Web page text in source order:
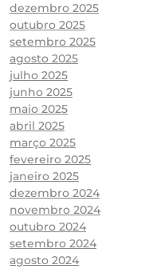
dezembro 2025
outubro 2025
setembro 2025
agosto 2025
julho 2025
junho 2025
maio 2025
abril 2025
março 2025
fevereiro 2025
janeiro 2025
dezembro 2024
novembro 2024
outubro 2024
setembro 2024
agosto 2024